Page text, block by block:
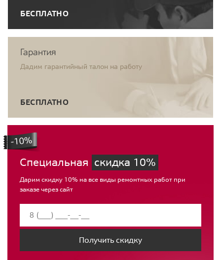
БЕСПЛАТНО
Гарантия
Дадим гарантийный талон на работу
БЕСПЛАТНО
Специальная скидка 10%
Дарим скидку 10% на все виды ремонтных работ при
заказе через сайт
Получить скидку